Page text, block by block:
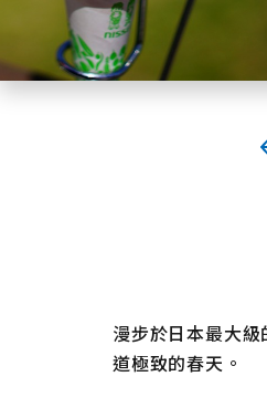
漫步於日本最大
道極致的春天。